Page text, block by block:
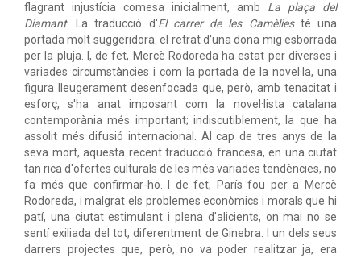
flagrant injustícia comesa inicialment, amb La plaça del
Diamant. La traducció d'El carrer de les Camèliesté una
portada molt suggeridora: el retrat d'una dona mig esborrada
per la pluja. I, de fet, Mercè Rodoreda ha estat per diverses i
variades circumstàncies i com la portada de la novel·la, una
figura lleugerament desenfocada que, però, amb tenacitat i
esforç, s'ha anat imposant com la novel·lista catalana
contemporània més important; indiscutiblement, la que ha
assolit més difusió internacional. Al cap de tres anys de la
seva mort, aquesta recent traducció francesa, en una ciutat
tan rica d'ofertes culturals de les més variades tendències, no
fa més que confirmar-ho. I de fet, París fou per a Mercè
Rodoreda, i malgrat els problemes econòmics i morals que hi
patí, una ciutat estimulant i plena d'alicients, on mai no se
sentí exiliada del tot, diferentment de Ginebra. I un dels seus
darrers projectes que, però, no va poder realitzar ja, era